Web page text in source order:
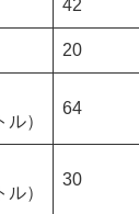
42
20
）
64
）
30